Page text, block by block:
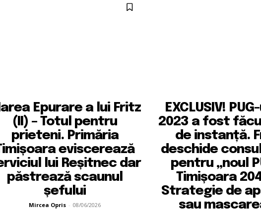
Epurare a lui Fritz
(II) – Totul pentru
prieteni. Primăria
eviscerează
lui Reșitnec dar
păstrează scaunul
șefului
Mircea Opris - 08/06/2026
EXCLUSIV!
2023 a fost
de instanță.
deschide
pentru „noul
Timișoara
Strategie de
sau